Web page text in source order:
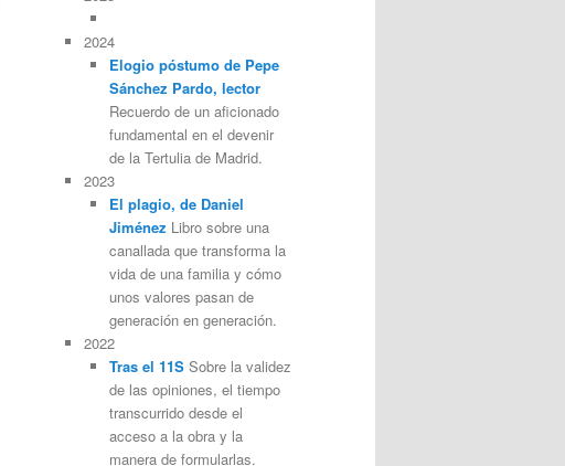
2024
Elogio póstumo de Pepe
Sánchez Pardo, lector
Recuerdo de un aficionado
fundamental en el devenir
de la Tertulia de Madrid.
2023
El plagio, de Daniel
Jiménez Libro sobre una
canallada que transforma la
vida de una familia y cómo
unos valores pasan de
generación en generación.
2022
Tras el 11SSobre la validez
de las opiniones, el tiempo
transcurrido desde el
acceso a la obra y la
manera de formularlas.